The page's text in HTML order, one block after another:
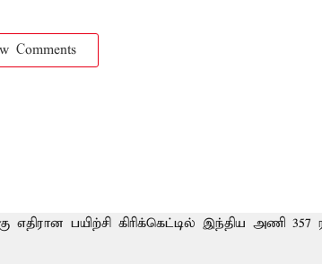
Comments